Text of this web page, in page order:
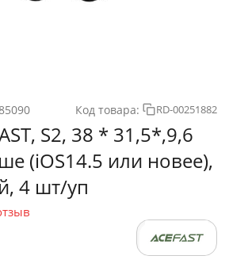
Код товара: RD-00251882
S2, 38 * 31,5*,9,6
(iOS14.5 или новее),
4 шт/уп